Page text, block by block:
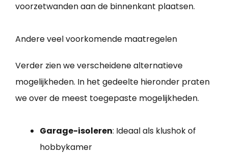
voorzetwanden aan de binnenkant plaatsen.
Andere veel voorkomende maatregelen
Verder zien we verscheidene alternatieve
mogelijkheden. In het gedeelte hieronder praten
we over de meest toegepaste mogelijkheden.
Garage-isoleren: Ideaal als klushok of
hobbykamer